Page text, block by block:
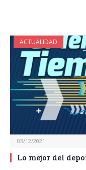
ACTUALIDAD
03/12/2021
Lo mejor del